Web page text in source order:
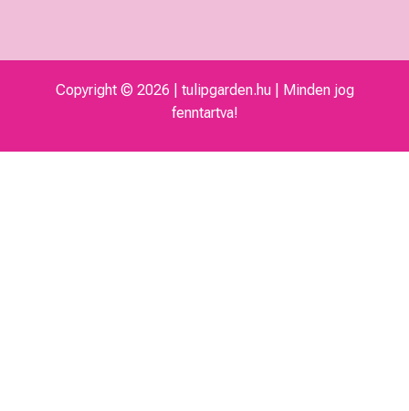
Copyright © 2026 | tulipgarden.hu | Minden jog
fenntartva!